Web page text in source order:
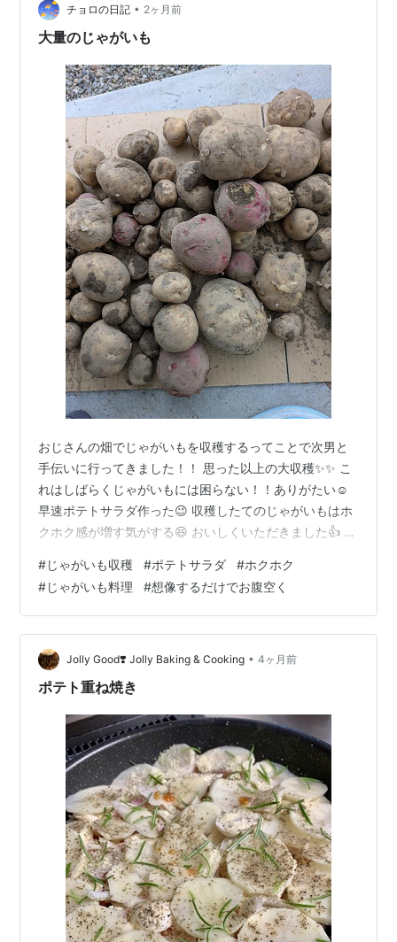
いんげん、茹で卵、ベーコン、 紫玉ねぎと一緒にマヨネ
ーズと粒マスタードで和…
チョロの日記 • 2ヶ月前
大量のじゃがいも
おじさんの畑でじゃがいもを収穫するってことで次男と
手伝いに行ってきました！！ 思った以上の大収穫✨✨ こ
れはしばらくじゃがいもには困らない！！ありがたい☺️
早速ポテトサラダ作った😉 収穫したてのじゃがいもはホ
クホク感が増す気がする😆 おいしくいただきました👍 た
ケとかも作ってみたいなと😁 シンプルにじゃがバターも
おいしそう😊 なんて考えてたらちょっとお腹空いてきた
笑😁
#じゃがいも収穫 #ポテトサラダ #ホクホク
#じゃがいも料理 #想像するだけでお腹空く
Jolly Good❣️ Jolly Baking & Cooking • 4ヶ月前
ポテト重ね焼き